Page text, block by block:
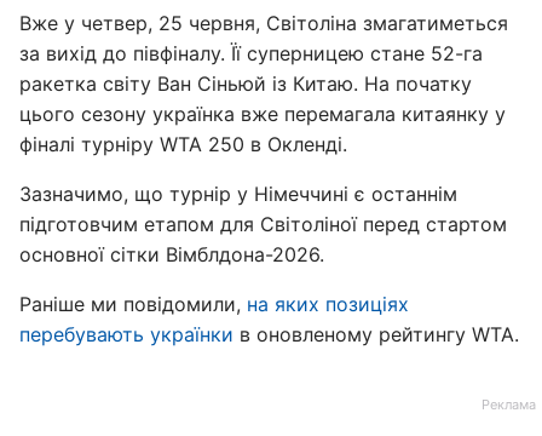
Вже у четвер, 25 червня, Світоліна змагатиметься
за вихід до півфіналу. Її суперницею стане 52-га
ракетка світу Ван Сіньюй із Китаю. На початку
цього сезону українка вже перемагала китаянку у
фіналі турніру WTA 250 в Окленді.
Зазначимо, що турнір у Німеччині є останнім
підготовчим етапом для Світоліної перед стартом
основної сітки Вімблдона-2026.
Раніше ми повідомили, на яких позиціях
перебувають українки в оновленому рейтингу WTA.